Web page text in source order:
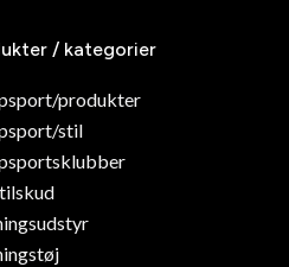
/ kategorier
produkter
stil